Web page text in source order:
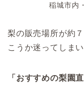
稲城市内
梨の販売場所が約
こうか迷ってしまい
「おすすめの梨園